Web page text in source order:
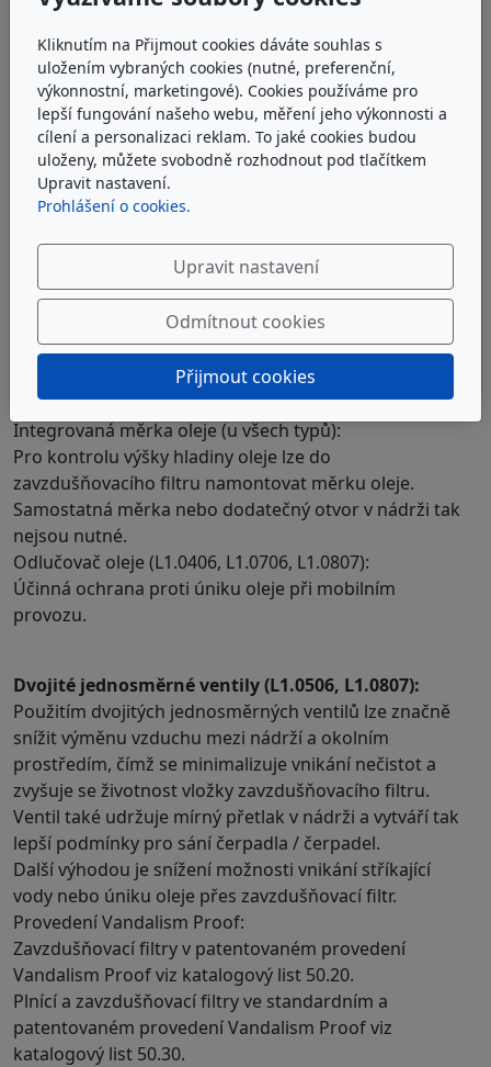
Možnosti objednávky / volitelná doplňková
provedení
Integrovaná měrka oleje (u všech typů):
Pro kontrolu výšky hladiny oleje lze do
zavzdušňovacího filtru namontovat měrku oleje.
Samostatná měrka nebo dodatečný otvor v nádrži tak
nejsou nutné.
Odlučovač oleje (L1.0406, L1.0706, L1.0807):
Účinná ochrana proti úniku oleje při mobilním
provozu.
Dvojité jednosměrné ventily (L1.0506, L1.0807):
Použitím dvojitých jednosměrných ventilů lze značně
snížit výměnu vzduchu mezi nádrží a okolním
prostředím, čímž se minimalizuje vnikání nečistot a
zvyšuje se životnost vložky zavzdušňovacího filtru.
Ventil také udržuje mírný přetlak v nádrži a vytváří tak
lepší podmínky pro sání čerpadla / čerpadel.
Další výhodou je snížení možnosti vnikání stříkající
vody nebo úniku oleje přes zavzdušňovací filtr.
Provedení Vandalism Proof:
Zavzdušňovací filtry v patentovaném provedení
Vandalism Proof viz katalogový list 50.20.
Plnící a zavzdušňovací filtry ve standardním a
patentovaném provedení Vandalism Proof viz
katalogový list 50.30.
Kliknutím na Přijmout cookies dáváte souhlas s
uložením vybraných cookies (nutné, preferenční,
výkonnostní, marketingové). Cookies používáme pro
lepší fungování našeho webu, měření jeho výkonnosti a
cílení a personalizaci reklam. To jaké cookies budou
uloženy, můžete svobodně rozhodnout pod tlačítkem
Upravit nastavení.
Prohlášení o cookies.
Upravit nastavení
Odmítnout cookies
Přijmout cookies